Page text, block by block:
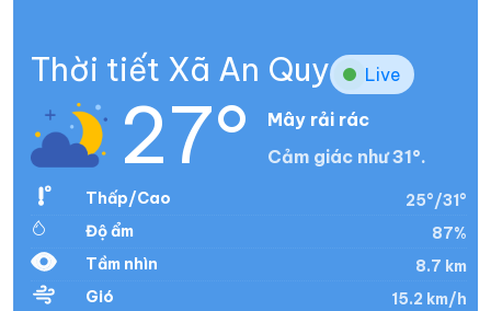
Thời tiết Xã An Quy Live
27°
Mây rải rác
Cảm giác như 31°.
Thấp/Cao
25°/31°
Độ ẩm
87%
Tầm nhìn
8.7 km
Gió
15.2 km/h